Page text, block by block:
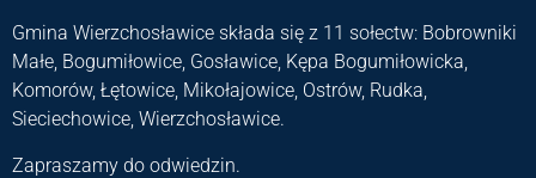
Gmina Wierzchosławice składa się z 11 sołectw: Bobrowniki
Małe, Bogumiłowice, Gosławice, Kępa Bogumiłowicka,
Komorów, Łętowice, Mikołajowice, Ostrów, Rudka,
Sieciechowice, Wierzchosławice.
Zapraszamy do odwiedzin.